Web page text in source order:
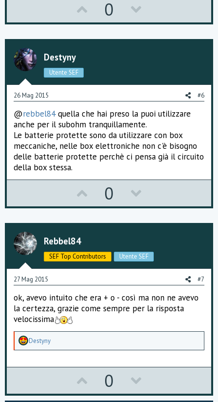
p
v
e
0
o
w
o
t
e
Destyny
Utente SEF
26 Mag 2015 #6
@rebbel84quella che hai preso la puoi utilizzare
anche per il subohm tranquillamente.
Le batterie protette sono da utilizzare con box
meccaniche, nelle box elettroniche non c'è bisogno
delle batterie protette perchè ci pensa già il circuito
della box stessa.
p
v
t
e
0
o
w
v
o
t
e
Rebbel84
SEF Top Contributors Utente SEF
27 Mag 2015 #7
ok, avevo intuito che era + o - così ma non ne avevo
la certezza, grazie come sempre per la risposta
velocissima
A
p
a
Destyny
p
0
o